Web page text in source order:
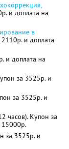
и доплата на
в
и доплата
и доплата на
за 3525р. и
за 3525р. и
часов). Купон за
15000р.
за 3525р. и